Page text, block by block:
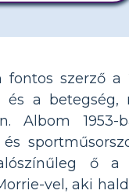
fontos szerző a
a betegség,
Albom
és
ő a
vel, aki